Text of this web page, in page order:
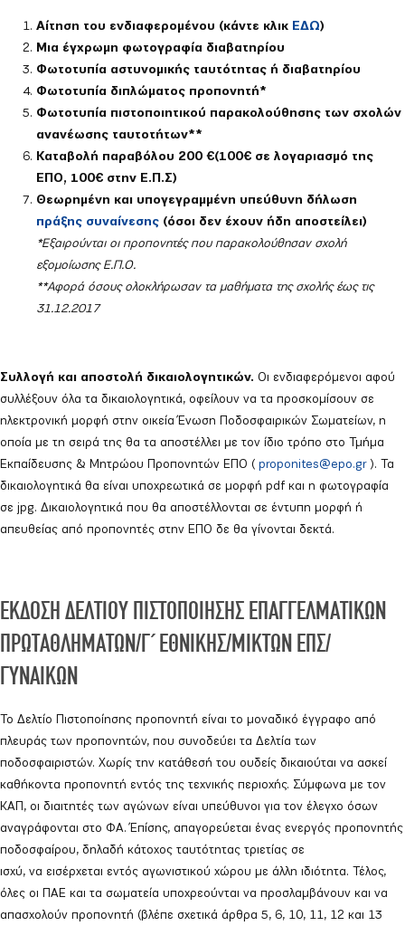
Αίτηση του ενδιαφερομένου (κάντε κλικ ΕΔΩ)
Μια έγχρωμη φωτογραφία διαβατηρίου
Φωτοτυπία αστυνομικής ταυτότητας ή διαβατηρίου
Φωτοτυπία διπλώματος προπονητή*
Φωτοτυπία πιστοποιητικού παρακολούθησης των σχολών
ανανέωσης ταυτοτήτων**
Καταβολή παραβόλου 200 €(100€ σε λογαριασμό της
ΕΠΟ, 100€ στην Ε.Π.Σ)
Θεωρημένη και υπογεγραμμένη υπεύθυνη δήλωση
πράξης συναίνεσης (όσοι δεν έχουν ήδη αποστείλει)
*Εξαιρούνται οι προπονητές που παρακολούθησαν σχολή
εξομοίωσης Ε.Π.Ο.
**Αφορά όσους ολοκλήρωσαν τα μαθήματα της σχολής έως τις
31.12.2017
Συλλογή και αποστολή δικαιολογητικών. Οι ενδιαφερόμενοι αφού
συλλέξουν όλα τα δικαιολογητικά, οφείλουν να τα προσκομίσουν σε
ηλεκτρονική μορφή στην οικεία Ένωση Ποδοσφαιρικών Σωματείων, η
οποία με τη σειρά της θα τα αποστέλλει με τον ίδιο τρόπο στο Τμήμα
Εκπαίδευσης & Μητρώου Προπονητών ΕΠΟ ( proponites@epo.gr). Τα
δικαιολογητικά θα είναι υποχρεωτικά σε μορφή pdf και η φωτογραφία
σε jpg. Δικαιολογητικά που θα αποστέλλονται σε έντυπη μορφή ή
απευθείας από προπονητές στην ΕΠΟ δε θα γίνονται δεκτά.
ΕΚΔΟΣΗ ΔΕΛΤΙΟΥ ΠΙΣΤΟΠΟΙΗΣΗΣ ΕΠΑΓΓΕΛΜΑΤΙΚΩΝ
ΠΡΩΤΑΘΛΗΜΑΤΩΝ/Γ΄ ΕΘΝΙΚΗΣ/ΜΙΚΤΩΝ ΕΠΣ/
ΓΥΝΑΙΚΩΝ
Το Δελτίο Πιστοποίησης προπονητή είναι το μοναδικό έγγραφο από
πλευράς των προπονητών, που συνοδεύει τα Δελτία των
ποδοσφαιριστών. Χωρίς την κατάθεσή του ουδείς δικαιούται να ασκεί
καθήκοντα προπονητή εντός της τεχνικής περιοχής. Σύμφωνα με τον
ΚΑΠ, οι διαιτητές των αγώνων είναι υπεύθυνοι για τον έλεγχο όσων
αναγράφονται στο ΦΑ. Έπίσης, απαγορεύεται ένας ενεργός προπονητής
ποδοσφαίρου, δηλαδή κάτοχος ταυτότητας τριετίας σε
ισχύ, να εισέρχεται εντός αγωνιστικού χώρου με άλλη ιδιότητα. Τέλος,
όλες οι ΠΑΕ και τα σωματεία υποχρεούνται να προσλαμβάνουν και να
απασχολούν προπονητή (βλέπε σχετικά άρθρα 5, 6, 10, 11, 12 και 13